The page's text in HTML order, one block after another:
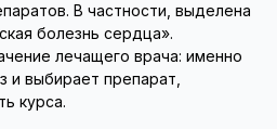
В частности, выделена
болезнь сердца».
лечащего врача: именно
и выбирает препарат,
курса.